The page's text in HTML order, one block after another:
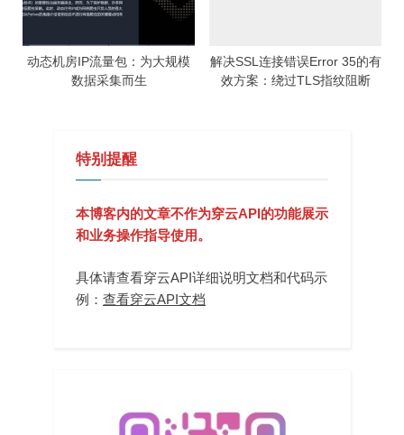
动态机房IP流量包：为大规模
数据采集而生
解决SSL连接错误Error 35的有
效方案：绕过TLS指纹阻断
特别提醒
本博客内的文章不作为穿云API的功能展示
和业务操作指导使用。
具体请查看穿云API详细说明文档和代码示
例： 查看穿云API文档